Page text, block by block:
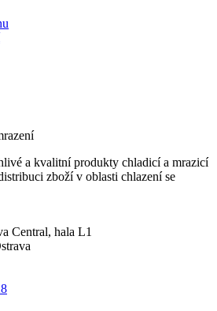
a kvalitní produkty chladicí a mrazicí
zboží v oblasti chlazení se
Central, hala L1